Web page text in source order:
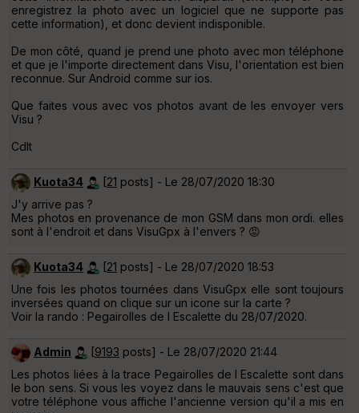
enregistrez la photo avec un logiciel que ne supporte pas
cette information), et donc devient indisponible.
De mon côté, quand je prend une photo avec mon téléphone
et que je l'importe directement dans Visu, l'orientation est bien
reconnue. Sur Android comme sur ios.
Que faites vous avec vos photos avant de les envoyer vers
Visu ?
Cdlt
Kuota34 [21 posts] - Le 28/07/2020 18:30
J'y arrive pas ?
Mes photos en provenance de mon GSM dans mon ordi. elles
sont à l'endroit et dans VisuGpx à l'envers ? 😡
Kuota34 [21 posts] - Le 28/07/2020 18:53
Une fois les photos tournées dans VisuGpx elle sont toujours
inversées quand on clique sur un icone sur la carte ?
Voir la rando : Pegairolles de l Escalette du 28/07/2020.
Admin [9193 posts] - Le 28/07/2020 21:44
Les photos liées à la trace Pegairolles de l Escalette sont dans
le bon sens. Si vous les voyez dans le mauvais sens c'est que
votre téléphone vous affiche l'ancienne version qu'il a mis en